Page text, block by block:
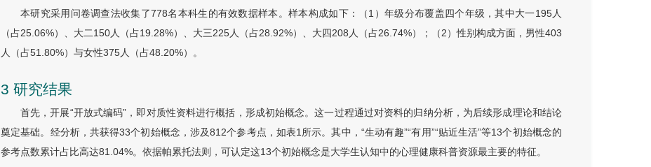
本研究采用问卷调查法收集了778名本科生的有效数据样本。样本构成如下：（1）年级分布覆盖四个年级，其中大一195人
（占25.06%）、大二150人（占19.28%）、大三225人（占28.92%）、大四208人（占26.74%）；（2）性别构成方面，男性403
人（占51.80%）与女性375人（占48.20%）。
3 研究结果
首先，开展“开放式编码”，即对质性资料进行概括，形成初始概念。这一过程通过对资料的归纳分析，为后续形成理论和结论
奠定基础。经分析，共获得33个初始概念，涉及812个参考点，如表1所示。其中，“生动有趣”“有用”“贴近生活”等13个初始概念的
参考点数累计占比高达81.04%。依据帕累托法则，可认定这13个初始概念是大学生认知中的心理健康科普资源最主要的特征。